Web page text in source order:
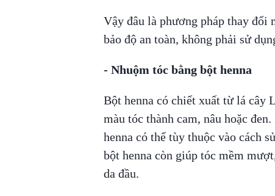
Vậy đâu là phương pháp thay đổi
bảo độ an toàn, không phải sử
- Nhuộm tóc bằng bột henna
Bột henna có chiết xuất từ lá cây
màu tóc thành cam, nâu hoặc
henna có thể tùy thuộc vào cách
bột henna còn giúp tóc mềm
da đầu.